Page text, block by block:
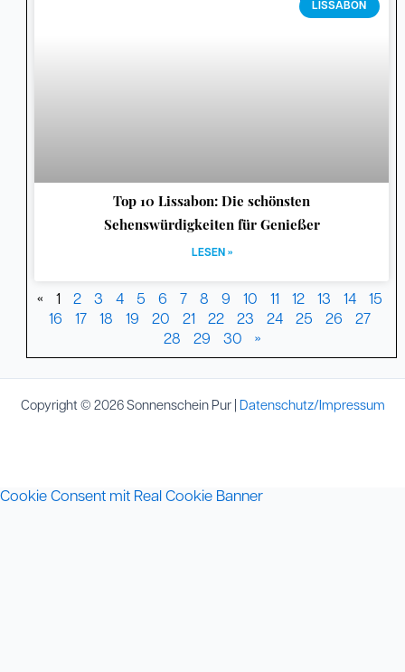
LISSABON
Top 10 Lissabon: Die schönsten
Sehenswürdigkeiten für Genießer
LESEN »
« 1 2 3 4 5 6 7 8 9 10 11 12 13 14
15
16
17 18 19 20 21 22 23 24 25 26
27
28
29 30 »
Copyright © 2026 Sonnenschein Pur | Datenschutz/Impressum
Cookie Consent mit Real Cookie Banner